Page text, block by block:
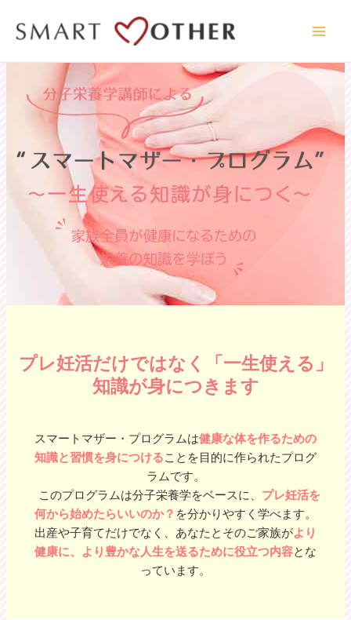
ス
プレ妊活だけではなく「一生使える」
知識が身につきます
スマートマザー・プログラムは健康な体を作るための
知識と習慣を身につけることを目的に作られたプログ
ラムです。
このプログラムは分子栄養学をベースに、 プレ妊活を
何から始めたらいいのか？ を分かりやすく学べます。
出産や子育てだけでなく、あなたとそのご家族がより
健康に、より豊かな人生を送るために役立つ内容とな
っています。